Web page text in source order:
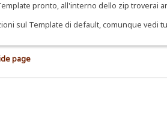
pronto, all'interno dello zip troverai
sul Template di default, comunque vedi
page